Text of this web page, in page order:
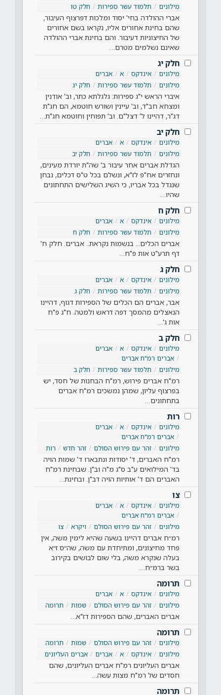
מילונים
תלמוד עשר ספירות חלק טו
אברי ההולדה בחי' יסוד ומלכות דפרצוף העיבור,
שהם בחינת אחורים אליו, נקראו בשם אחורים
של החיצוניות דעיבור. והם בחינת אברי ההולדה
שאינם נשלמים מטרם…
חלק יג
מילונים אינדקס א
אברים
מילונים
תלמוד עשר ספירות חלק יג
איברי הראש י"ג ספירות: גלגלתא כתר, וב' אודנין
ומצחא חב"ד, וב' עיינין ושורש חוטמא, הם חג"ת
דג"ר, דהיינו ל' דצל"ם. וב' תפוחין וחוטמא חג"ת…
חלק יב
מילונים אינדקס א
אברים
מילונים
תלמוד עשר ספירות חלק יב
הגדלת אברים אחר עיבור ב' שה"ת יורדת מעינים,
ונחזרים אח"פ לז"א, ונשלם בכל ט"ס דכלים, נבחן
שנגדל בכל אבריו, כי השיג השלישים התחתונים
שהיו…
חלק ח
מילונים אינדקס א
אברים
מילונים
תלמוד עשר ספירות חלק ח
אברים הכלים... בנשמות נקראת.. אברים. חלק ח'
דף תרע"ט אות פ"ח…
חלק ג
מילונים אינדקס א
אברים
מילונים
תלמוד עשר ספירות חלק ג
אבר, אברים הם הכלים של הספירות דגוף, דהיינו
הנאצלים מהמסך דפה דראש ולמטה. ח"ג פ"ח
אות ג'…
חלק ב
מילונים אינדקס א
אברים
אברים רמ"ח אברים
מילונים
תלמוד עשר ספירות חלק ב
רמ"ח אברים פירוש, רמ"ח הבחנות של חסד, יש
בפרצוף עליון, שמהן נמשכים רמ"ח אברים
בתחתונים…
רות
מילונים אינדקס א
אברים
אברים רמ"ח אברים
מילונים
זהר עם פירוש הסולם זהר חדש רות
רמ"ח האברים, ד' יסודות ונתבארו ד' שמות הויה
בד' המילואים ע"ב ס"ג מ"ה וב"ן. שבחינת רמ"ח
האברים הם ד' אותיות הויה דב"ן. ובחינת…
צו
מילונים אינדקס א
אברים
אברים רמ"ח אברים
מילונים
זהר עם פירוש הסולם ויקרא צו
רמ״ח אברים דהיינו בשעה שהיא לימין משה, אין
פחד מחיצונים, ומתיחדת עם משה, שה״ס ז״א
בעלה שנקרא משה, בלי שום לבושים בקירוב
בשר ברמ״ח…
תרומה
מילונים אינדקס א
אברים
מילונים
זהר עם פירוש הסולם שמות תרומה
אברים האברים, שהם הספירות דז"א…
תרומה
מילונים זהר עם פירוש הסולם שמות
תרומה
מילונים
אינדקס א אברים אברים העליונים
אברים העליונים רמ"ח אברים העליונים, שהם
חסדים של רמ"ח מצות עשה…
תרומה